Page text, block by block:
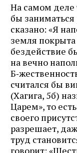
На самом деле
бы заниматься
сказано: «Я
земля покрыта
бездействие
на вечно
считался бы
(Хагига, 5б)
Царем», то
своего
разрешает,
труд
говорит: